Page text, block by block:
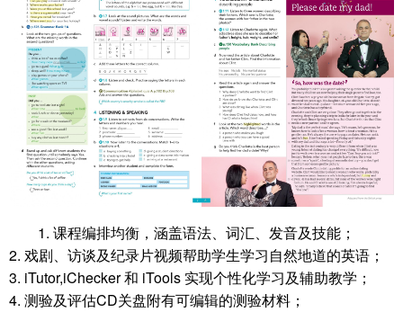
1. 课程编排均衡，涵盖语法、词汇、发音及技能；
2. 戏剧、访谈及纪录片视频帮助学生学习自然地道的英语；
3. iTutor,iChecker 和 iTools 实现个性化学习及辅助教学；
4. 测验及评估CD关盘附有可编辑的测验材料；